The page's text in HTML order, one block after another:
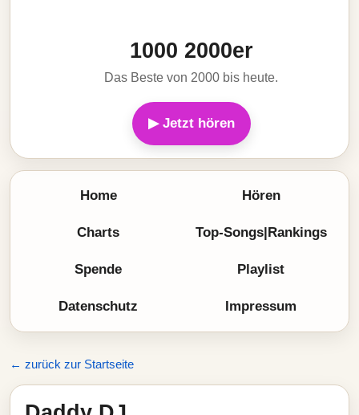
1000 2000er
Das Beste von 2000 bis heute.
▶ Jetzt hören
Home Hören
Charts Top-Songs|Rankings
Spende Playlist
Datenschutz Impressum
← zurück zur Startseite